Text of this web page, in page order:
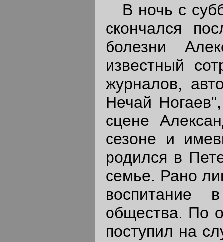
В ночь с
скончался
болезни
известный
журналов,
Нечай
сцене
сезоне и
родился в
семье. Рано
воспитание
общества. По
поступил на